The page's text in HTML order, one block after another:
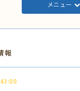
メニュー
報